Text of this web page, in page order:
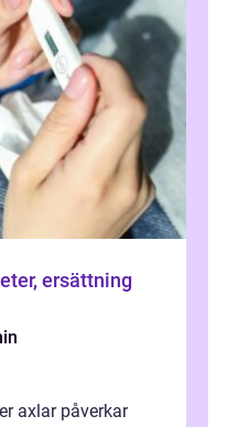
axlar påverkar